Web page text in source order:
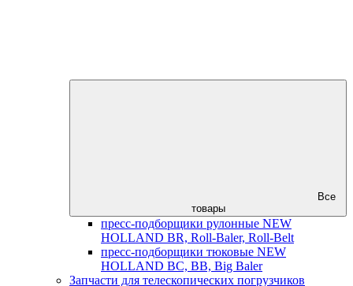
Все
товары
пресс-подборщики рулонные NEW
HOLLAND BR, Roll-Baler, Roll-Belt
пресс-подборщики тюковые NEW
HOLLAND BC, BB, Big Baler
Запчасти для телескопических погрузчиков